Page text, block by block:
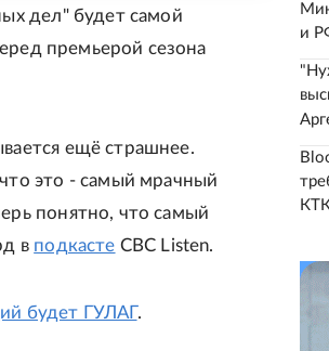
дел" будет самой
премьерой сезона
ещё страшнее.
это - самый мрачный
понятно, что самый
в подкасте CBC Listen.
будет ГУЛАГ.
и